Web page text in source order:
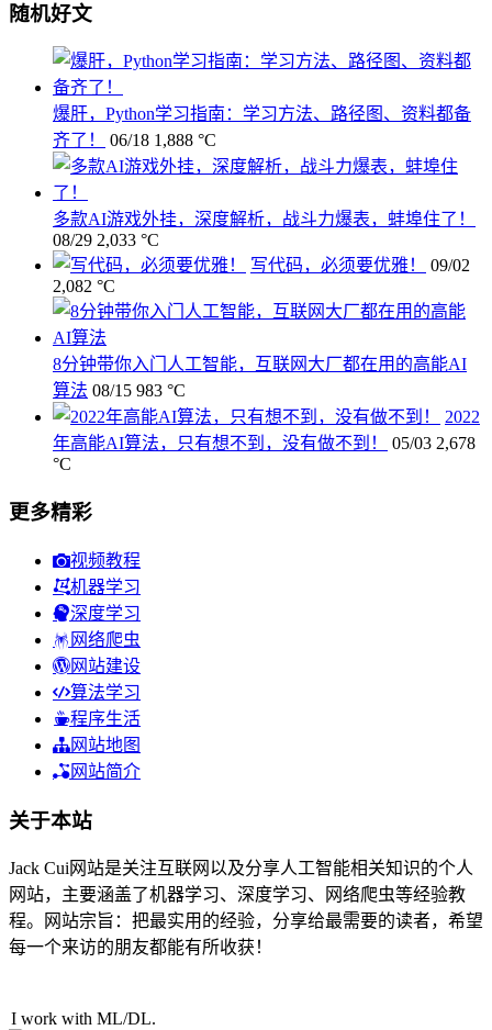
随机好文
爆肝，Python学习指南：学习方法、路径图、资料都备
齐了！
06/18 1,888 °C
多款AI游戏外挂，深度解析，战斗力爆表，蚌埠住了！
08/29 2,033 °C
写代码，必须要优雅！
09/02
2,082 °C
8分钟带你入门人工智能，互联网大厂都在用的高能AI
算法 08/15 983 °C
2022
年高能AI算法，只有想不到，没有做不到！
05/03 2,678
°C
更多精彩
视频教程
机器学习
深度学习
网络爬虫
网站建设
算法学习
程序生活
网站地图
网站简介
关于本站
Jack Cui网站是关注互联网以及分享人工智能相关知识的个人
网站，主要涵盖了机器学习、深度学习、网络爬虫等经验教
程。网站宗旨：把最实用的经验，分享给最需要的读者，希望
每一个来访的朋友都能有所收获！
I work with ML/DL.